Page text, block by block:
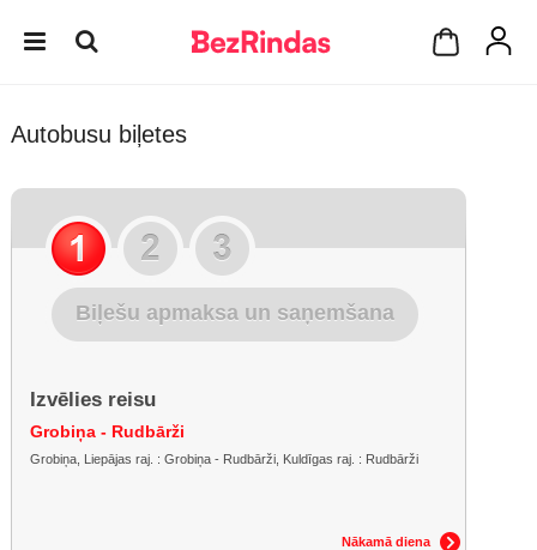
Autobusu biļetes
Biļešu apmaksa un saņemšana
Izvēlies reisu
Grobiņa - Rudbārži
Grobiņa, Liepājas raj. : Grobiņa - Rudbārži, Kuldīgas raj. : Rudbārži
Nākamā diena